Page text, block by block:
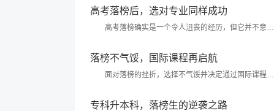
和考虑因素...
高考落榜后，选对专业同样成功
高考落榜确实是一个令人沮丧的经历，但它并不意味
自己的专业和道路，对于实现个人价值和成功至关重
要。...
落榜不气馁，国际课程再启航
面对落榜的挫折，选择不气馁并决定通过国际课程再
仅展现了你对未来的坚定信念...
专科升本科，落榜生的逆袭之路